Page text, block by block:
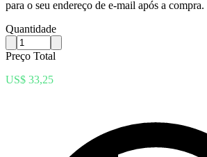
para o seu endereço de e-mail após a compra.
Quantidade
Preço Total
US$ 33,25